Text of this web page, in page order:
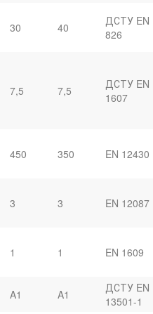
30 40
ДСТУ EN
826
7,5 7,5
ДСТУ EN
1607
450 350 EN 12430
3 3 EN 12087
1 1 EN 1609
A1 A1
ДСТУ EN
13501-1